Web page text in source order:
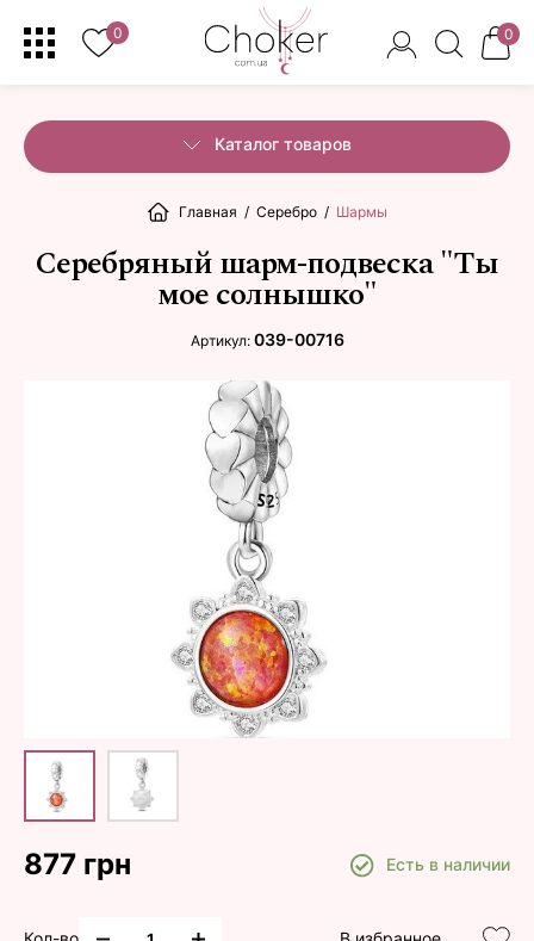
0 0
Каталог товаров
Главная / Серебро / Шармы
Серебряный шарм-подвеска "Ты
мое солнышко"
Артикул: 039-00716
877 грн Есть в наличии